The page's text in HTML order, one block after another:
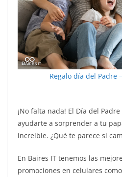
Regalo día del Padre
¡No falta nada! El Día del
ayudarte a sorprender a tu
increíble. ¿Qué te parece si
En Baires IT tenemos las
promociones en celulares